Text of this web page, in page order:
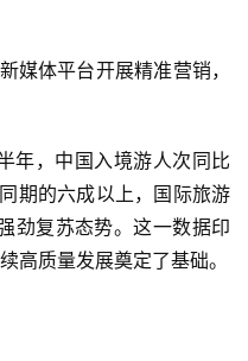
体平台开展精准营销，
，中国入境游人次同比
期的六成以上，国际旅游
劲复苏态势。这一数据印
高质量发展奠定了基础。